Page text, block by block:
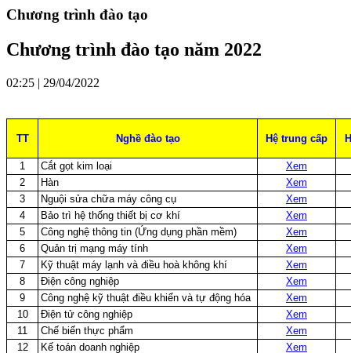
Chương trình đào tạo
Chương trình đào tạo năm 2022
02:25 | 29/04/2022
TT Nghề đào tạo Hệ trung cấp
1 Cắt gọt kim loại
Xem
2
Hàn
Xem
3
Nguội sửa chữa máy công cụ
Xem
4
Bảo trì hệ thống thiết bị cơ khí
Xem
5
Công nghệ thông tin (Ứng dụng phần mềm)
Xem
6
Quản trị mạng máy tính
Xem
7
Kỹ thuật máy lạnh và điều hoà không khí
Xem
8
Điện công nghiệp
Xem
9
Công nghệ kỹ thuật điều khiển và tự động hóa
Xem
10
Điện tử công nghiệp
Xem
11
Chế biến thực phẩm
Xem
12
Kế toán doanh nghiệp
Xem